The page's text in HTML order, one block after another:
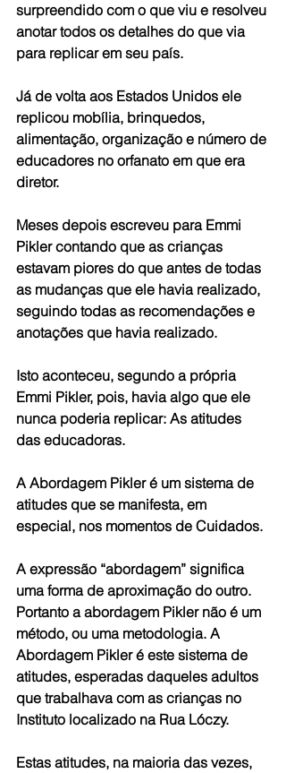
surpreendido com o que viu e resolveu
anotar todos os detalhes do que via
para replicar em seu país.
Já de volta aos Estados Unidos ele
replicou mobília, brinquedos,
alimentação, organização e número de
educadores no orfanato em que era
diretor.
Meses depois escreveu para Emmi
Pikler contando que as crianças
estavam piores do que antes de todas
as mudanças que ele havia realizado,
seguindo todas as recomendações e
anotações que havia realizado.
Isto aconteceu, segundo a própria
Emmi Pikler, pois, havia algo que ele
nunca poderia replicar: As atitudes
das educadoras.
A Abordagem Pikler é um sistema de
atitudes que se manifesta, em
especial, nos momentos de Cuidados.
A expressão “abordagem” significa
uma forma de aproximação do outro.
Portanto a abordagem Pikler não é um
método, ou uma metodologia. A
Abordagem Pikler é este sistema de
atitudes, esperadas daqueles adultos
que trabalhava com as crianças no
Instituto localizado na Rua Lóczy.
Estas atitudes, na maioria das vezes,